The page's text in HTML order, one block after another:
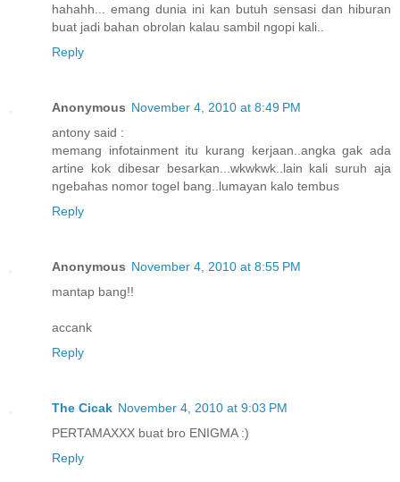
hahahh... emang dunia ini kan butuh sensasi dan hiburan
buat jadi bahan obrolan kalau sambil ngopi kali..
Reply
Anonymous November 4, 2010 at 8:49 PM
antony said :
memang infotainment itu kurang kerjaan..angka gak ada
artine kok dibesar besarkan...wkwkwk..lain kali suruh aja
ngebahas nomor togel bang..lumayan kalo tembus
Reply
Anonymous November 4, 2010 at 8:55 PM
mantap bang!!
accank
Reply
The Cicak November 4, 2010 at 9:03 PM
PERTAMAXXX buat bro ENIGMA :)
Reply